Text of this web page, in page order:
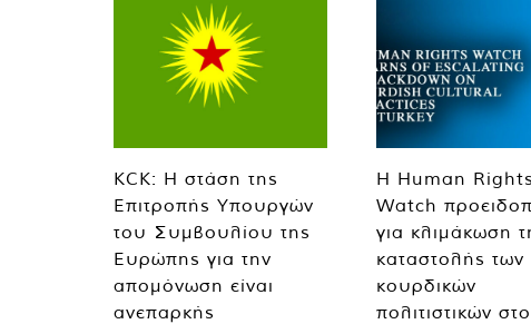
KCK: Η στάση της
Επιτροπής Υπουργών
του Συμβουλίου της
Ευρώπης για την
απομόνωση είναι
ανεπαρκής
Η Human Rights
Watch
για κλιμάκωση
καταστολής των
κουρδικών
πολιτιστικών